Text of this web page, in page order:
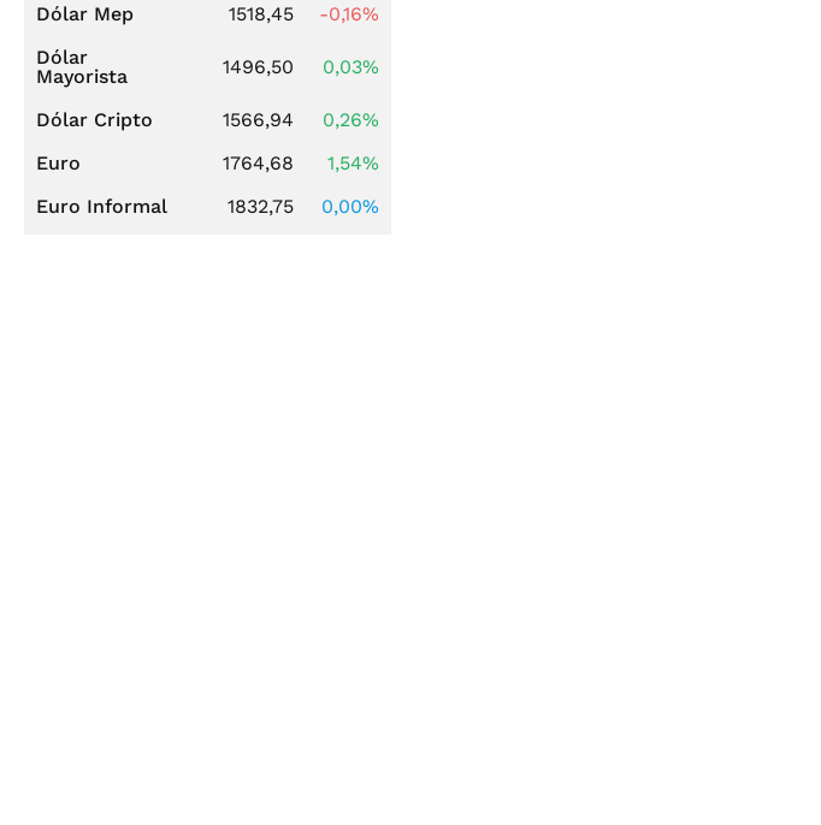
Dólar Mep 1518,45
-0,16%
Dólar
Mayorista
1496,50 0,03%
Dólar Cripto 1566,94
0,26%
Euro
1764,68
1,54%
Euro Informal
1832,75 0,00%